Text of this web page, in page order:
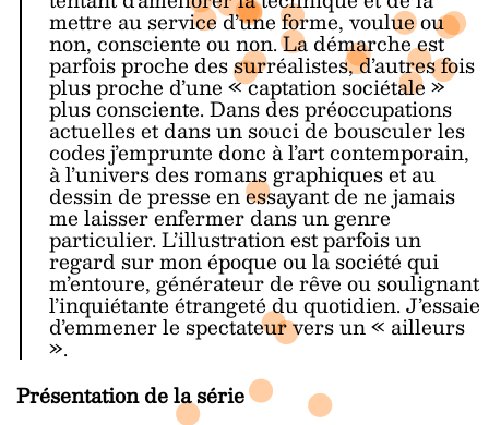
mettre au service d’une forme, voulue ou
non, consciente ou non. La démarche est
parfois proche des surréalistes, d’autres fois
plus proche d’une « captation sociétale »
plus consciente. Dans des préoccupations
actuelles et dans un souci de bousculer les
codes j’emprunte donc à l’art contemporain,
à l’univers des romans graphiques et au
dessin de presse en essayant de ne jamais
me laisser enfermer dans un genre
particulier. L’illustration est parfois un
regard sur mon époque ou la société qui
m’entoure, générateur de rêve ou soulignant
l’inquiétante étrangeté du quotidien. J’essaie
d’emmener le spectateur vers un « ailleurs
».
Présentation de la série